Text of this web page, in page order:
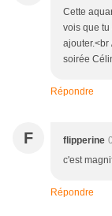
Cette
vois que
ajouter.<br
soirée
Répondre
F flipperine
c'est
Répondre